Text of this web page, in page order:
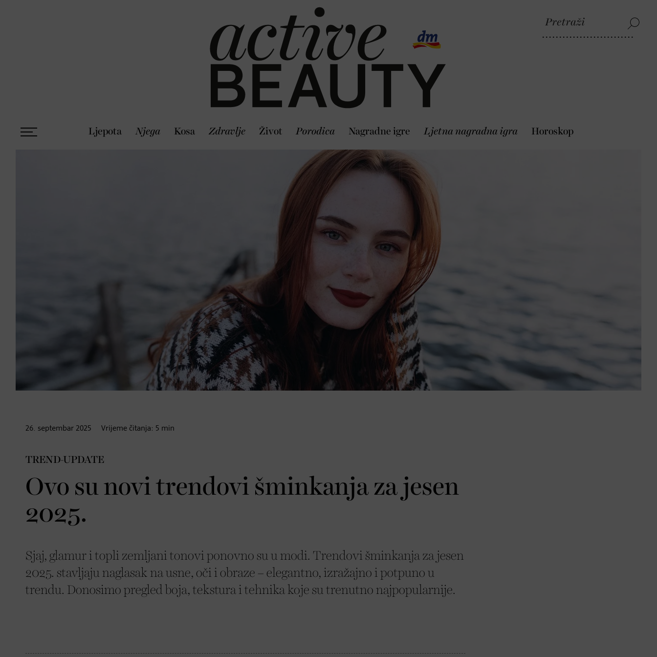
Ljepota Njega Kosa Zdravlje Život Porodica Nagradne igre Ljetna nagradna igra Horoskop
26. septembar 2025 Vrijeme čitanja: 5 min
TREND-UPDATE
Ovo su novi trendovi šminkanja za jesen
2025.
Sjaj, glamur i topli zemljani tonovi ponovno su u modi. Trendovi šminkanja za jesen
2025. stavljaju naglasak na usne, oči i obraze – elegantno, izražajno i potpuno u
trendu. Donosimo pregled boja, tekstura i tehnika koje su trenutno najpopularnije.